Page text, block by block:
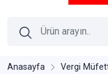
Anasayfa Vergi